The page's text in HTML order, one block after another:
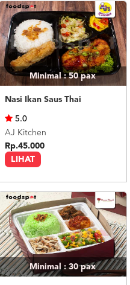
Minimal : 50pax
Nasi Ikan Saus Thai
LIHAT
5.0
AJ Kitchen
Rp.45.000
Minimal : 30pax